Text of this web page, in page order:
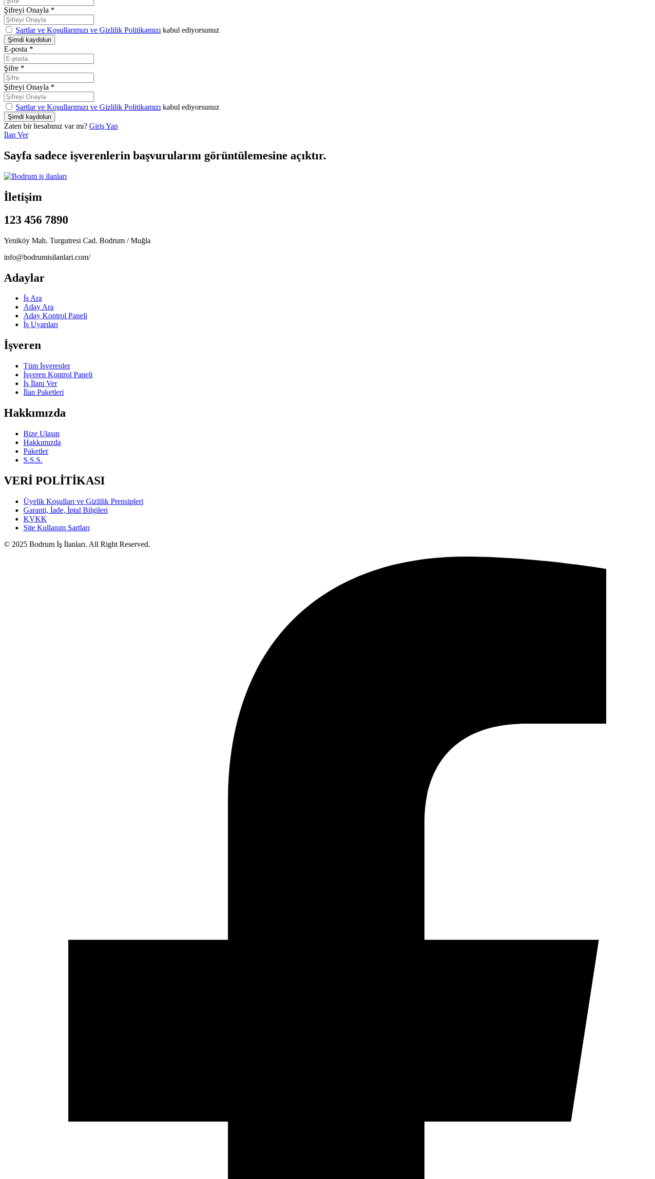
Şifreyi Onayla *
Şartlar ve Koşullarımızı ve Gizlilik Politikamızı kabul ediyorsunuz
E-posta *
Şifre *
Şifreyi Onayla *
Şartlar ve Koşullarımızı ve Gizlilik Politikamızı kabul ediyorsunuz
Zaten bir hesabınız var mı? Giriş Yap
İlan Ver
Sayfa sadece işverenlerin başvurularını görüntülemesine açıktır.
İletişim
123 456 7890
Yeniköy Mah. Turgutresi Cad. Bodrum / Muğla
info@bodrumisilanlari.com/
Adaylar
İş Ara
Aday Ara
Aday Kontrol Paneli
İş Uyarıları
İşveren
Tüm İşverenler
İşveren Kontrol Paneli
İş İlanı Ver
İlan Paketleri
Hakkımızda
Bize Ulaşın
Hakkımızda
Paketler
S.S.S.
VERİ POLİTİKASI
Üyelik Koşulları ve Gizlilik Prensipleri
Garanti, İade, İptal Bilgileri
KVKK
Site Kullanım Şartları
© 2025 Bodrum İş İlanları. All Right Reserved.